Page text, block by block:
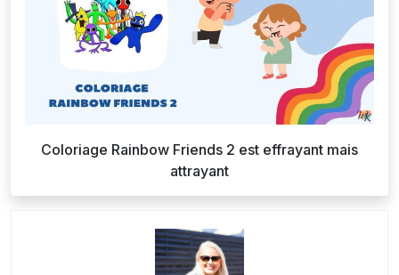
Coloriage Rainbow Friends 2 est effrayant mais
attrayant